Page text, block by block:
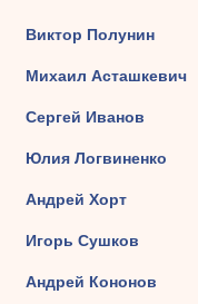
Виктор Полунин
Михаил Асташкевич
Сергей Иванов
Юлия Логвиненко
Андрей Хорт
Игорь Сушков
Андрей Кононов